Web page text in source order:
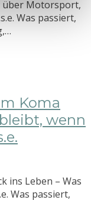
über Motorsport,
Was passiert,
Koma
wenn
ins Leben – Was
Was passiert,